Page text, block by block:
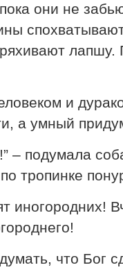
они не
лапшу.
и
а умный
– подумала
тропинке
иногородних!
что Бог